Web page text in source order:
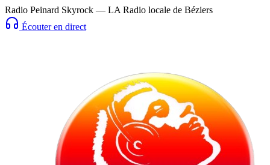
Radio Peinard Skyrock — LA Radio locale de Béziers
Écouter en direct